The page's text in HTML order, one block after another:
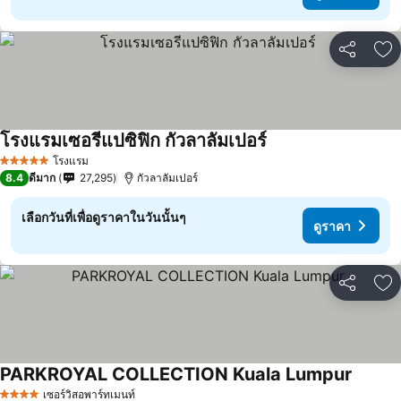
แชร์ เ
5 ดาว โรงแรม
โรงแรมเซอรีแปซิฟิก กัวลาลัมเปอร์
8.4 ดีมาก 27,295 กัวลาลัมเปอร์
เลือกวันที่เพื่อดูราคาในวันนั้นๆ
ดูราคา
แชร์ เ
เซอร์วิสอพาร์ทเมนท์
PARKROYAL COLLECTION Kuala Lumpur